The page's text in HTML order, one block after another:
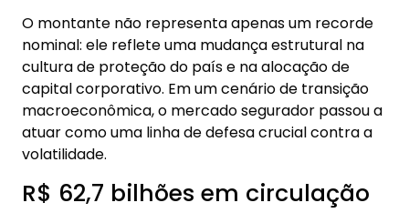
O montante não representa apenas um recorde
nominal: ele reflete uma mudança estrutural na
cultura de proteção do país e na alocação de
capital corporativo. Em um cenário de transição
macroeconômica, o mercado segurador passou a
atuar como uma linha de defesa crucial contra a
volatilidade.
R$ 62,7 bilhões em circulação